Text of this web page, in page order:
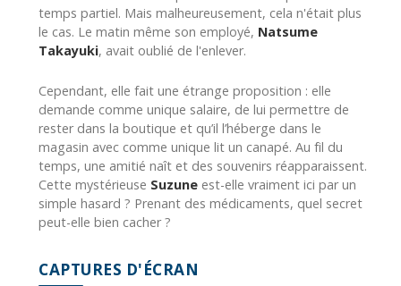
temps partiel. Mais malheureusement, cela n'était plus
le cas. Le matin même son employé, Natsume
Takayuki, avait oublié de l'enlever.
Cependant, elle fait une étrange proposition : elle
demande comme unique salaire, de lui permettre de
rester dans la boutique et qu’il l’héberge dans le
magasin avec comme unique lit un canapé. Au fil du
temps, une amitié naît et des souvenirs réapparaissent.
Cette mystérieuse Suzune est-elle vraiment ici par un
simple hasard ? Prenant des médicaments, quel secret
peut-elle bien cacher ?
CAPTURES D'ÉCRAN